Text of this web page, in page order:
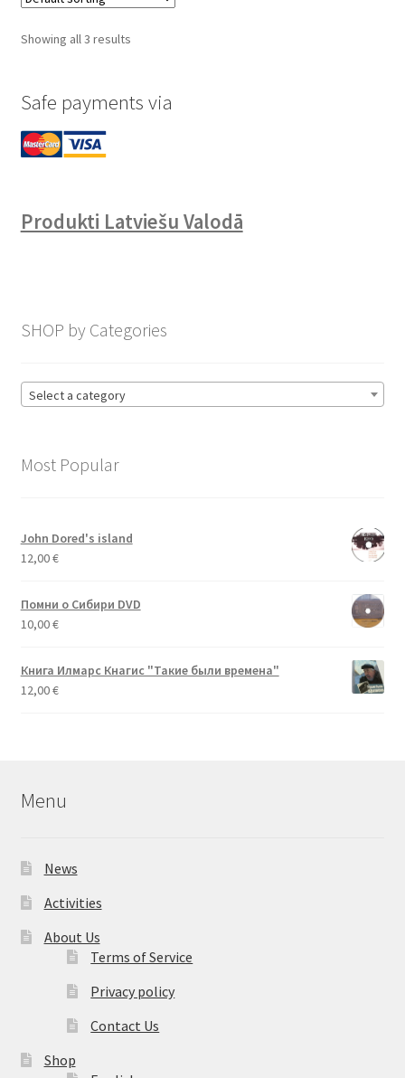
Showing all 3 results
Safe payments via
Produkti Latviešu Valodā
SHOP by Categories
Select a category
Most Popular
John Dored's island
12,00€
Помни о Сибири DVD
10,00€
Книга Илмарс Кнагис "Такие были времена"
12,00€
Menu
News
Activities
About Us
Terms of Service
Privacy policy
Contact Us
Shop